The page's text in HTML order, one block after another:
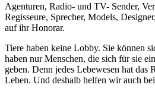
Agenturen, Radio- und TV- Sender,
Regisseure, Sprecher, Models,
auf ihr Honorar.
Tiere haben keine Lobby. Sie können
haben nur Menschen, die sich für sie
geben. Denn jedes Lebewesen hat das
Leben. Und deshalb helfen wir auch